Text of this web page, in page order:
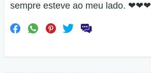
sempre esteve ao meu lado. ❤❤❤